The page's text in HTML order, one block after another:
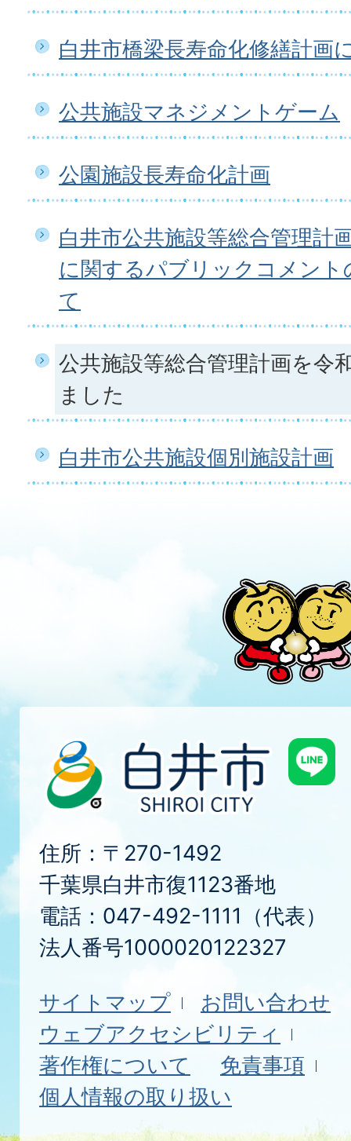
白井市橋梁長寿命化修繕計画
公共施設マネジメントゲーム
公園施設長寿命化計画
白井市公共施設等総合管理計
に関するパブリックコメント
て
公共施設等総合管理計画を令
ました
白井市公共施設個別施設計画
住所：〒270-1492
千葉県白井市復1123番地
電話：047-492-1111（代表）
法人番号1000020122327
サイトマップ
お問い合わせ
ウェブアクセシビリティ
著作権について
免責事項
個人情報の取り扱い